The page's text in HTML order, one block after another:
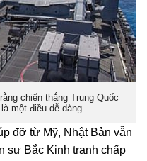
chiến thắng Trung Quốc
một điều dễ dàng.
đỡ từ Mỹ, Nhật Bản vẫn
sự Bắc Kinh tranh chấp